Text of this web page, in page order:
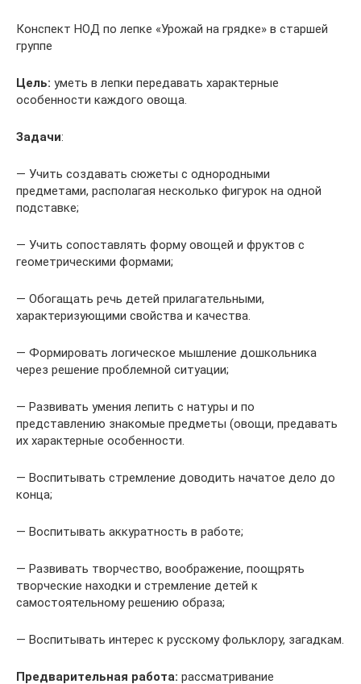
Конспект НОД по лепке «Урожай на грядке» в старшей
группе
Цель: уметь в лепки передавать характерные
особенности каждого овоща.
Задачи:
— Учить создавать сюжеты с однородными
предметами, располагая несколько фигурок на одной
подставке;
— Учить сопоставлять форму овощей и фруктов с
геометрическими формами;
— Обогащать речь детей прилагательными,
характеризующими свойства и качества.
— Формировать логическое мышление дошкольника
через решение проблемной ситуации;
— Развивать умения лепить с натуры и по
представлению знакомые предметы (овощи, предавать
их характерные особенности.
— Воспитывать стремление доводить начатое дело до
конца;
— Воспитывать аккуратность в работе;
— Развивать творчество, воображение, поощрять
творческие находки и стремление детей к
самостоятельному решению образа;
— Воспитывать интерес к русскому фольклору, загадкам.
Предварительная работа: рассматривание